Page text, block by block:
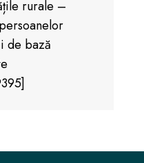
rurale –
de bază